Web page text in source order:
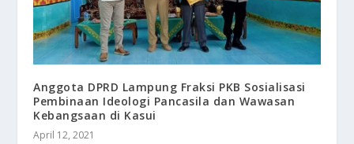
Anggota DPRD Lampung Fraksi PKB Sosialisasi
Pembinaan Ideologi Pancasila dan Wawasan
Kebangsaan di Kasui
April 12, 2021